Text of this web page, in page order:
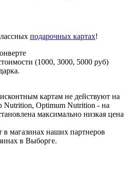
подарочных картах!
(1000, 3000, 5000 руб)
картам не действуют на
Nutrition, Optimum Nutrition - на
максимально низкая цена
магазинах наших партнеров
в Выборге.